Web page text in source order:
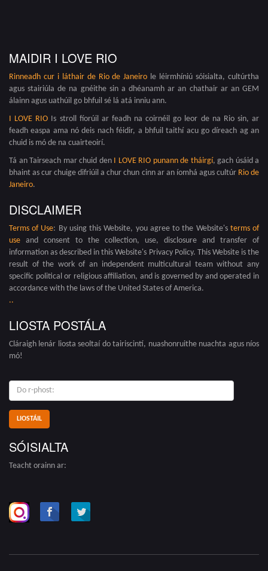
MAIDIR I LOVE RIO
Rinneadh cur i láthair de Rio de Janeiro le léirmhíniú sóisialta, cultúrtha
agus stairiúla de na gnéithe sin a dhéanamh ar an chathair ar an GEM
álainn agus uathúil go bhfuil sé lá atá inniu ann.
I LOVE RIO Is stroll fíorúil ar feadh na coirnéil go leor de na Rio sin, ar
feadh easpa ama nó deis nach féidir, a bhfuil taithí acu go díreach ag an
chuid is mó de na cuairteoirí.
Tá an Tairseach mar chuid den I LOVE RIO punann de tháirgí, gach úsáid a
bhaint as cur chuige difriúil a chur chun cinn ar an íomhá agus cultúr Rio de
Janeiro.
DISCLAIMER
Terms of Use: By using this Website, you agree to the Website's terms of
use and consent to the collection, use, disclosure and transfer of
information as described in this Website's Privacy Policy. This Website is the
result of the work of an independent multicultural team without any
specific political or religious affiliation, and is governed by and operated in
accordance with the laws of the United States of America.
..
LIOSTA POSTÁLA
Cláraigh lenár liosta seoltaí do tairiscintí, nuashonruithe nuachta agus níos
mó!
do
r-
phost:
SÓISIALTA
Teacht orainn ar: